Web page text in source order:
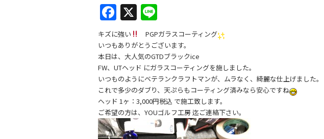
F
a
c
e
b
o
o
k
X
n
e
キズに強い
PGPガラスコーティング
いつもありがとうございます。
本日は、大人気のGTDブラックice
FW、UTヘッド にガラスコーティングを施しました。
いつものようにベテランクラフトマンが、ムラなく、綺麗な仕上げました。
これで多少のダブり、天ぷらもコーティング済みなら安心ですね
ヘッド 1ヶ：3,000円税込 で施工致します。
ご希望の方は、YOUゴルフ工房 迄ご連絡下さい。